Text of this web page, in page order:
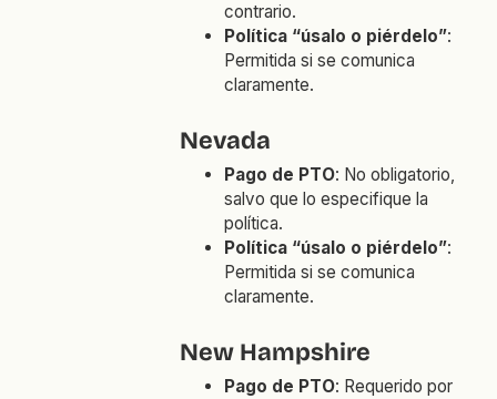
contrario.
Política “úsalo o piérdelo”:
Permitida si se comunica
claramente.
Nevada
Pago de PTO: No obligatorio,
salvo que lo especifique la
política.
Política “úsalo o piérdelo”:
Permitida si se comunica
claramente.
New Hampshire
Pago de PTO: Requerido por